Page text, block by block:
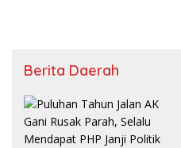
Berita Daerah